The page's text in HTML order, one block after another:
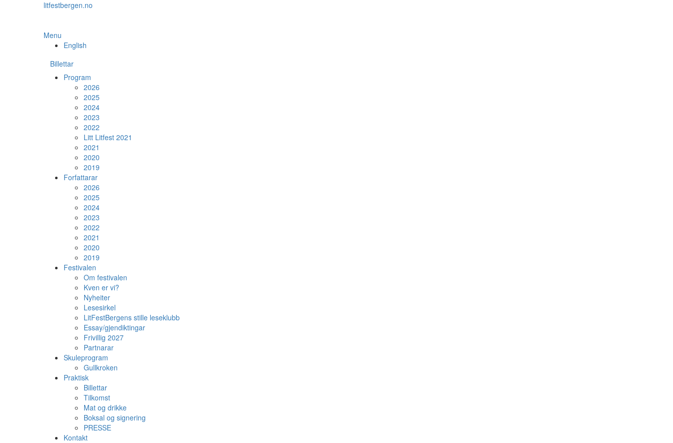
litfestbergen.no
Menu
English
Billettar
Program
2026
2025
2024
2023
2022
Litt Litfest 2021
2021
2020
2019
Forfattarar
2026
2025
2024
2023
2022
2021
2020
2019
Festivalen
Om festivalen
Kven er vi?
Nyheiter
Lesesirkel
LitFestBergens stille leseklubb
Essay/gjendiktingar
Frivillig 2027
Partnarar
Skuleprogram
Gullkroken
Praktisk
Billettar
Tilkomst
Mat og drikke
Boksal og signering
PRESSE
Kontakt